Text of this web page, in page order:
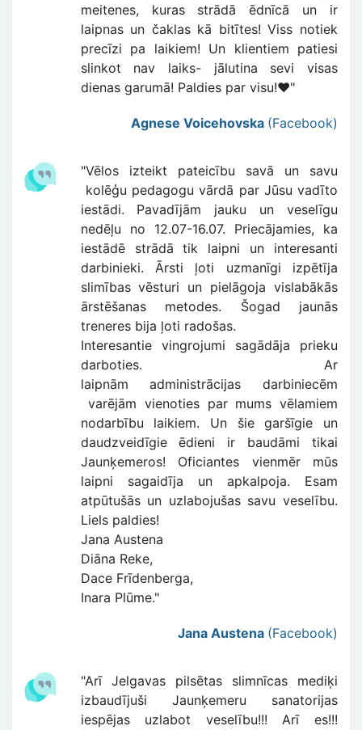
meitenes, kuras strādā ēdnīcā un ir
laipnas un čaklas kā bitītes! Viss notiek
precīzi pa laikiem! Un klientiem patiesi
slinkot nav laiks- jālutina sevi visas
dienas garumā! Paldies par visu!❤️"
Agnese Voicehovska (Facebook)
"Vēlos izteikt pateicību savā un savu
kolēģu pedagogu vārdā par Jūsu vadīto
iestādi. Pavadījām jauku un veselīgu
nedēļu no 12.07-16.07. Priecājamies, ka
iestādē strādā tik laipni un interesanti
darbinieki. Ārsti ļoti uzmanīgi izpētīja
slimības vēsturi un pielāgoja vislabākās
ārstēšanas metodes. Šogad jaunās
treneres bija ļoti radošas.
Interesantie vingrojumi sagādāja prieku
darboties. Ar
laipnām administrācijas darbiniecēm
varējām vienoties par mums vēlamiem
nodarbību laikiem. Un šie garšīgie un
daudzveidīgie ēdieni ir baudāmi tikai
Jaunķemeros! Oficiantes vienmēr mūs
laipni sagaidīja un apkalpoja. Esam
atpūtušās un uzlabojušas savu veselību.
Liels paldies!
Jana Austena
Diāna Reke,
Dace Frīdenberga,
Inara Plūme."
Jana Austena (Facebook)
"Arī Jelgavas pilsētas slimnīcas mediķi
izbaudījuši Jaunķemeru sanatorijas
iespējas uzlabot veselību!!! Arī es!!!